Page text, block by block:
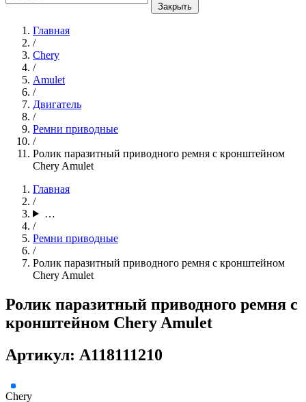
Закрыть
Главная
/
Chery
/
Amulet
/
Двигатель
/
Ремни приводные
/
Ролик паразитный приводного ремня с кронштейном
Chery Amulet
Главная
/
…
/
Ремни приводные
/
Ролик паразитный приводного ремня с кронштейном
Chery Amulet
Ролик паразитный приводного ремня с
кронштейном Chery Amulet
Артикул: A118111210
Chery